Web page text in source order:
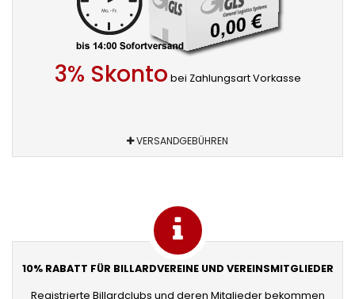
3% Skonto bei Zahlungsart Vorkasse
VERSANDGEBÜHREN
10% RABATT FÜR BILLARDVEREINE UND VEREINSMITGLIEDER
Registrierte Billardclubs und deren Mitglieder bekommen